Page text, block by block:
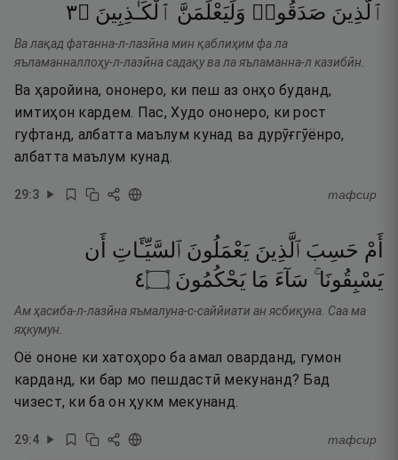
ٱلَّذِينَ صَدَقُوا۟ وَلَيَعْلَمَنَّ ٱلْكَـٰذِبِينَ ۝٣
Ва лақад фатанна-л-лазӣна мин қаблиҳим фа ла
яъламанналлоҳу-л-лазӣна садақу ва ла яъламанна-л казибӣн.
Ва ҳаройина, ононеро, ки пеш аз онҳо буданд,
имтиҳон кардем. Пас, Худо ононеро, ки рост
гуфтанд, албатта маълум кунад ва дурӯғгӯёнро,
албатта маълум кунад.
29:3 тафсир
أَمْ حَسِبَ ٱلَّذِينَ يَعْمَلُونَ ٱلسَّيِّـَٔاتِ
أَن
يَسْبِقُونَا ۚ سَآءَ مَا يَحْكُمُونَ ۝٤
Ам ҳасиба-л-лазӣна яъмалуна-с-саййиати ан ясбиқуна. Саа ма
яҳкумун.
Оё ононе ки хатоҳоро ба амал оварданд, гумон
карданд, ки бар мо пешдастӣ мекунанд? Бад
чизест, ки ба он ҳукм мекунанд.
29:4 тафсир